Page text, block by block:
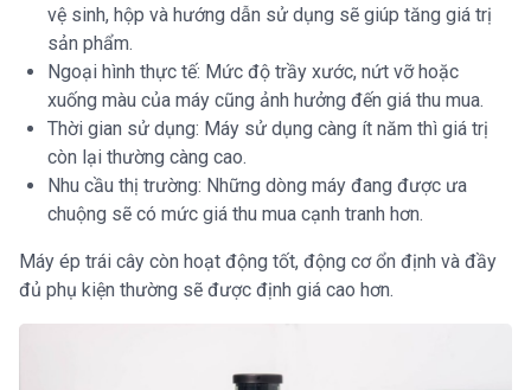
vệ sinh, hộp và hướng dẫn sử dụng sẽ giúp tăng giá trị
sản phẩm.
Ngoại hình thực tế: Mức độ trầy xước, nứt vỡ hoặc
xuống màu của máy cũng ảnh hưởng đến giá thu mua.
Thời gian sử dụng: Máy sử dụng càng ít năm thì giá trị
còn lại thường càng cao.
Nhu cầu thị trường: Những dòng máy đang được ưa
chuộng sẽ có mức giá thu mua cạnh tranh hơn.
Máy ép trái cây còn hoạt động tốt, động cơ ổn định và đầy
đủ phụ kiện thường sẽ được định giá cao hơn.